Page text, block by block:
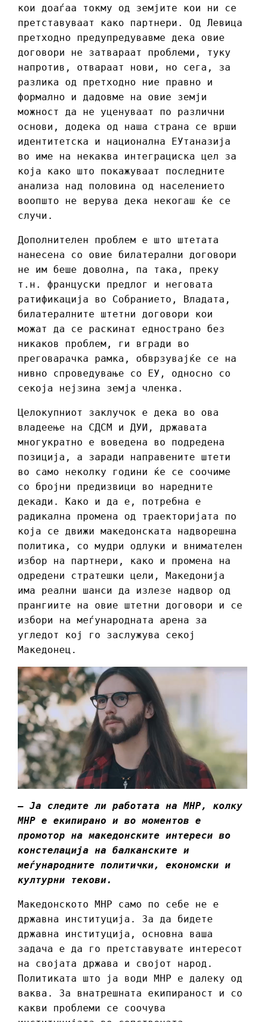
кои доаѓаа токму од земјите кои ни се
претставуваат како партнери. Од Левица
претходно предупредувавме дека овие
договори не затвараат проблеми, туку
напротив, отвараат нови, но сега, за
разлика од претходно ние правно и
формално и дадовме на овие земји
можност да не уценуваат по различни
основи, додека од наша страна се врши
идентитетска и национална ЕУтаназија
во име на некаква интеграциска цел за
која како што покажуваат последните
анализа над половина од населението
воопшто не верува дека некогаш ќе се
случи.
Дополнителен проблем е што штетата
нанесена со овие билатерални договори
не им беше доволна, па така, преку
т.н. француски предлог и неговата
ратификација во Собранието, Владата,
билатералните штетни договори кои
можат да се раскинат еднострано без
никаков проблем, ги вгради во
преговарачка рамка, обврзувајќе се на
нивно спроведување со ЕУ, односно со
секоја нејзина земја членка.
Целокупниот заклучок е дека во ова
владеење на СДСМ и ДУИ, државата
многукратно е воведена во подредена
позиција, а заради направените штети
во само неколку години ќе се соочиме
со бројни предизвици во наредните
декади. Како и да е, потребна е
радикална промена од траекторијата по
која се движи македонската надворешна
политика, со мудри одлуки и внимателен
избор на партнери, како и промена на
одредени стратешки цели, Македонија
има реални шанси да излезе надвор од
прангиите на овие штетни договори и се
избори на меѓународната арена за
угледот кој го заслужува секој
Македонец.
– Ја следите ли работата на МНР, колку
МНР е екипирано и во моментов е
промотор на македонските интереси во
констелација на балканските и
меѓународните политички, економски и
културни текови.
Македонското МНР само по себе не е
државна институција. За да бидете
државна институција, основна ваша
задача е да го претставувате интересот
на својата држава и својот народ.
Политиката што ја води МНР е далеку од
ваква. За внатрешната екипираност и со
какви проблеми се соочува